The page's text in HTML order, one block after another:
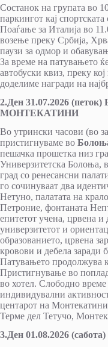
Состанок на групата во
паркингот кај
Поаѓање за Италија во
возење преку Србија,
паузи за одмор и
За време на патувањето
автобуски квиз, преку
доделиме награди на
2.Ден 31.07.2026
МОНТЕКАТИНИ
Во утрински часови (во
пристигнуваме во
пешачка прошетка низ
Универзитетска Болоња,
град со ренесансни
го сочинуваат два
Нетуно, палатата на
Петроние, фонтаната
епитетот учена, црвена
универзитетот и
образованието, црвена
кровови и дебела заради
Патувањето продолжува
Пристигнување во
во хотел. Слободно
индивидувални
центарот на
Терме дел Тетучо,
3.Ден 01.08.2026